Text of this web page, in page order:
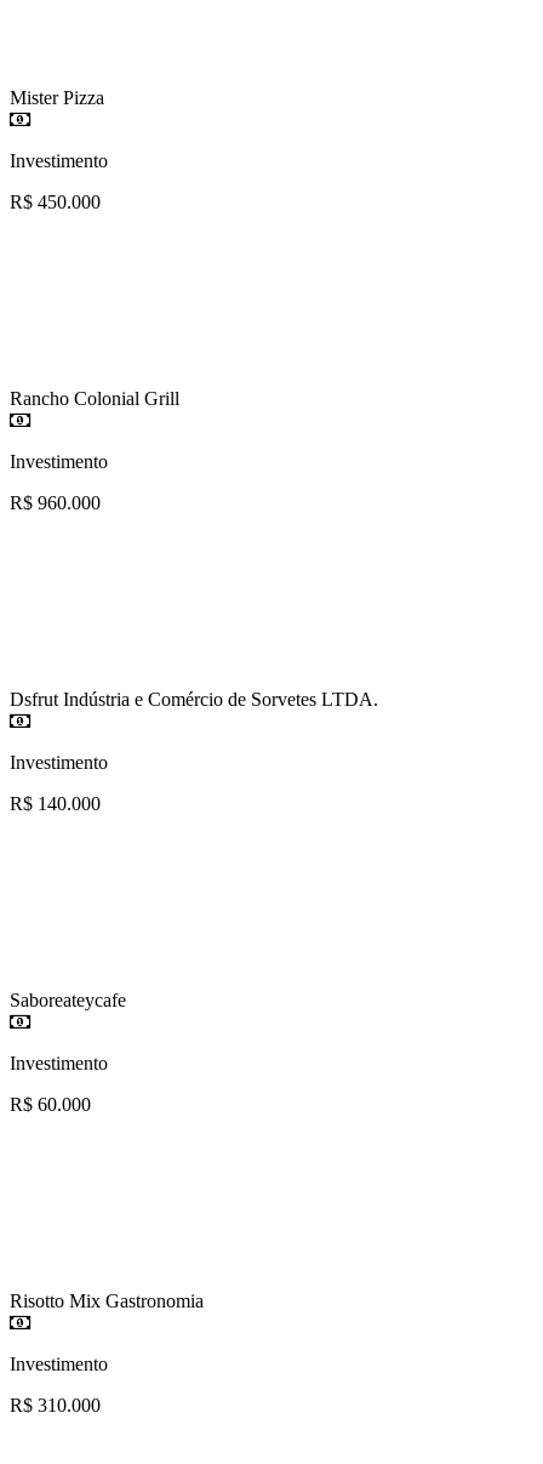
Mister Pizza
Investimento
R$ 450.000
Rancho Colonial Grill
Investimento
R$ 960.000
Dsfrut Indústria e Comércio de Sorvetes LTDA.
Investimento
R$ 140.000
Saboreateycafe
Investimento
R$ 60.000
Risotto Mix Gastronomia
Investimento
R$ 310.000